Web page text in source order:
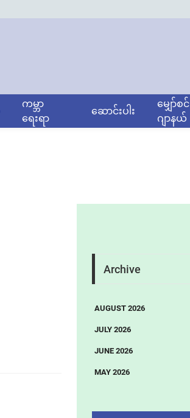
ကမ္ဘာ
ရေးရာ
ဆောင်းပါး
မျှော်စင်
ဂျာနယ်
Archive
AUGUST 2026
JULY 2026
JUNE 2026
MAY 2026